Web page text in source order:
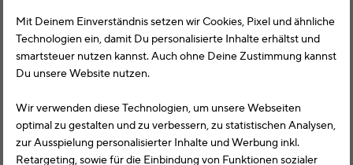
Mit Deinem Einverständnis setzen wir Cookies, Pixel und ähnliche
Technologien ein, damit Du personalisierte Inhalte erhältst und
smartsteuer nutzen kannst. Auch ohne Deine Zustimmung kannst
Du unsere Website nutzen.
Wir verwenden diese Technologien, um unsere Webseiten
optimal zu gestalten und zu verbessern, zu statistischen Analysen,
zur Ausspielung personalisierter Inhalte und Werbung inkl.
Retargeting, sowie für die Einbindung von Funktionen sozialer
Auf dieser Seite findest Du alle
Informationen zum Finanzamt München
München mit der Finanzamtsnummer
9144.